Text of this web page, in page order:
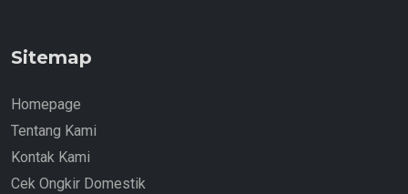
Sitemap
Homepage
Tentang Kami
Kontak Kami
Cek Ongkir Domestik